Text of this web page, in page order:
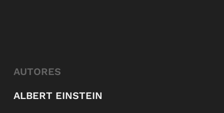
AUTORES
ALBERT EINSTEIN